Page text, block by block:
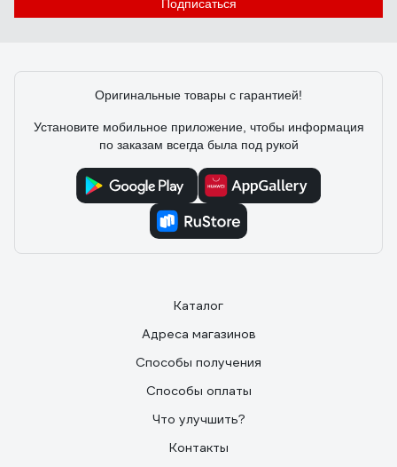
Подписаться
Оригинальные товары с гарантией!
Установите мобильное приложение, чтобы информация
по заказам всегда была под рукой
Каталог
Адреса магазинов
Способы получения
Способы оплаты
Что улучшить?
Контакты